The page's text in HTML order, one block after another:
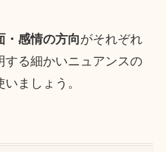
・感情の方向がそれぞれ
する細かいニュアンスの
ましょう。